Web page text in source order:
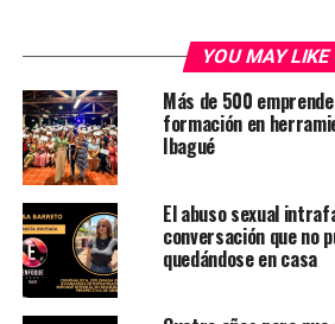
YOU MAY LIKE
Más de 500
formación en
Ibagué
El abuso sexual
conversación que no
quedándose en casa